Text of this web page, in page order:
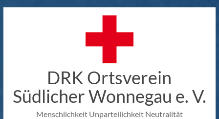
DRK Ortsverein
Südlicher Wonnegau e. V.
Menschlichkeit Unparteilichkeit Neutralität